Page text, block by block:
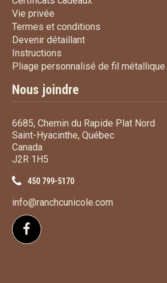
Vie privée
Termes et conditions
Devenir détaillantDevenir détaillant
Instructions
Pliage personnalisé de fil métallique
Nous joindre
6685, Chemin du Rapide Plat Nord
Saint-Hyacinthe, Québec
Canada
J2R 1H5
450 799-5170
info@ranchcunicole.com
Suivez-nous sur Facebook